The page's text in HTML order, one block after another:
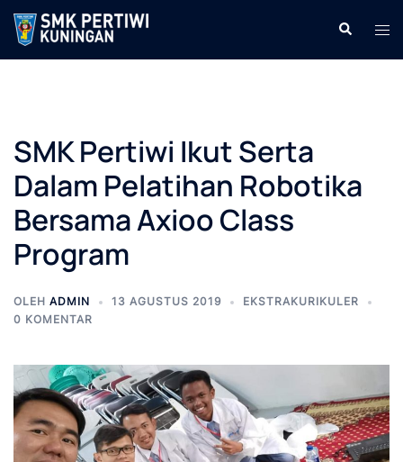
Langsung
isi
Cari
SMK Pertiwi Ikut Serta
Dalam Pelatihan Robotika
Bersama Axioo Class
Program
OLEH ADMIN 13 AGUSTUS 2019
EKSTRAKURIKULER
0 KOMENTAR